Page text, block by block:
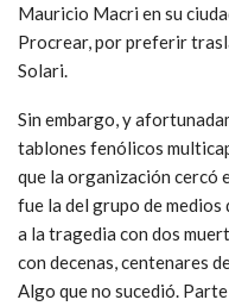
Mauricio Macri en su
Procrear, por preferir
Solari.
Sin embargo, y
tablones fenólicos
que la organización cercó
fue la del grupo de
a la tragedia con dos
con decenas, centenares
Algo que no sucedió.